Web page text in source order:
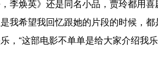
焕英》还是同名小品，贾玲都用喜
我希望我回忆跟她的片段的时候，
，“这部电影不单单是给大家介绍我